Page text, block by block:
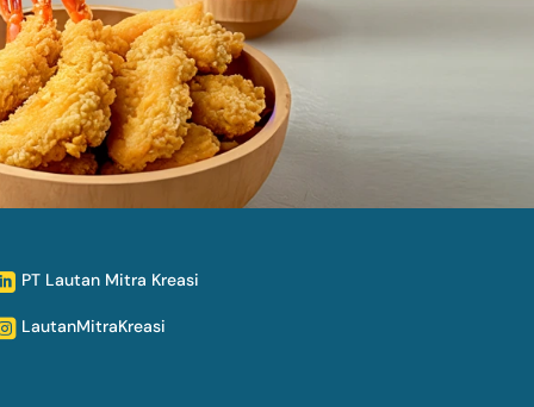
 PT Lautan Mitra Kreasi
LautanMitraKreasi